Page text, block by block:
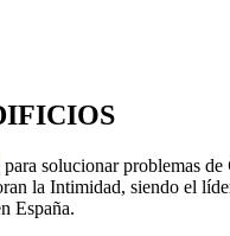
para solucionar problemas de
la Intimidad, siendo el
España.